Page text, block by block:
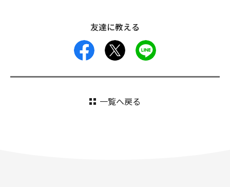
友達に教える
facebook
一覧へ戻る